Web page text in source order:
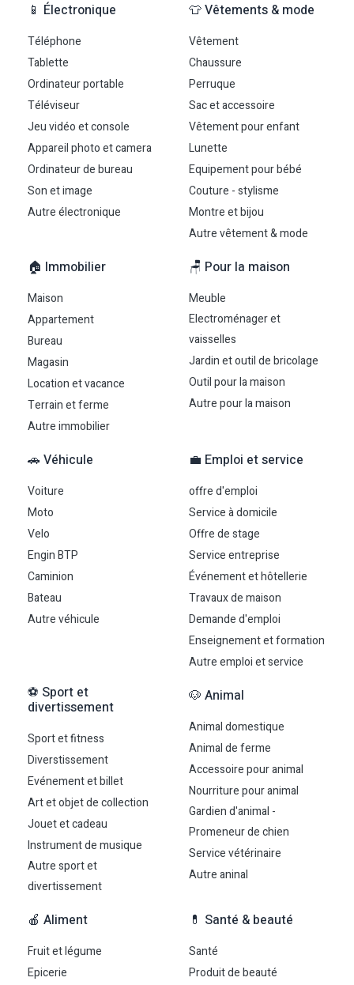
📱 Électronique
Téléphone
Tablette
Ordinateur portable
Téléviseur
Jeu vidéo et console
Appareil photo et camera
Ordinateur de bureau
Son et image
Autre électronique
👕 Vêtements & mode
Vêtement
Chaussure
Perruque
Sac et accessoire
Vêtement pour enfant
Lunette
Equipement pour bébé
Couture - stylisme
Montre et bijou
Autre vêtement & mode
🏠 Immobilier
Maison
Appartement
Bureau
Magasin
Location et vacance
Terrain et ferme
Autre immobilier
🪑 Pour la maison
Meuble
Electroménager et
vaisselles
Jardin et outil de bricolage
Outil pour la maison
Autre pour la maison
🚗 Véhicule
Voiture
Moto
Velo
Engin BTP
Caminion
Bateau
Autre véhicule
💼 Emploi et service
offre d'emploi
Service à domicile
Offre de stage
Service entreprise
Événement et hôtellerie
Travaux de maison
Demande d'emploi
Enseignement et formation
Autre emploi et service
⚽ Sport et
divertissement
Sport et fitness
Diverstissement
Evénement et billet
Art et objet de collection
Jouet et cadeau
Instrument de musique
Autre sport et
divertissement
🐶 Animal
Animal domestique
Animal de ferme
Accessoire pour animal
Nourriture pour animal
Gardien d'animal -
Promeneur de chien
Service vétérinaire
Autre aninal
🍎 Aliment
Fruit et légume
Epicerie
💊 Santé & beauté
Santé
Produit de beauté